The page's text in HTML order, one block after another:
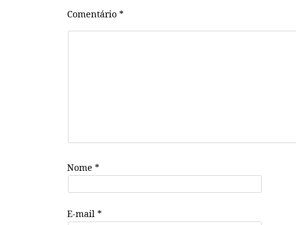
Comentário *
Nome *
E-mail *